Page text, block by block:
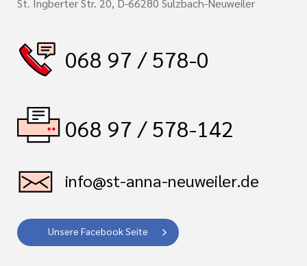
St. Ingberter Str. 20, D-66280 Sulzbach-Neuweiler
068 97 / 578-0
068 97 / 578-142
info@st-anna-neuweiler.de
Unsere Facebook Seite